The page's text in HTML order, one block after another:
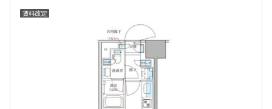
賃料改定